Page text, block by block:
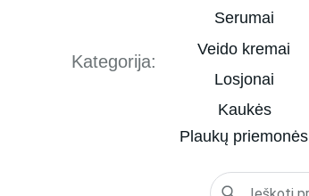
Kategorija:
Serumai
Veido kremai
Losjonai
Kaukės
Plaukų priemonės